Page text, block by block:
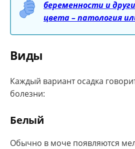
беременности и
цвета – патология
Виды
Каждый вариант осадка
болезни:
Белый
Обычно в моче появляются